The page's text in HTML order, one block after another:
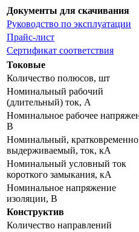
Документы для скачивания
Руководство по эксплуатации
Прайс-лист
Сертификат соответствия
Токовые
Количество полюсов, шт
Номинальный рабочий
(длительный) ток, А
Номинальное рабочее
В
Номинальный, кратковременно
выдерживаемый, ток, кА
Номинальный условный ток
короткого замыкания, кА
Номинальное напряжение
изоляции, В
Конструктив
Количество направлений